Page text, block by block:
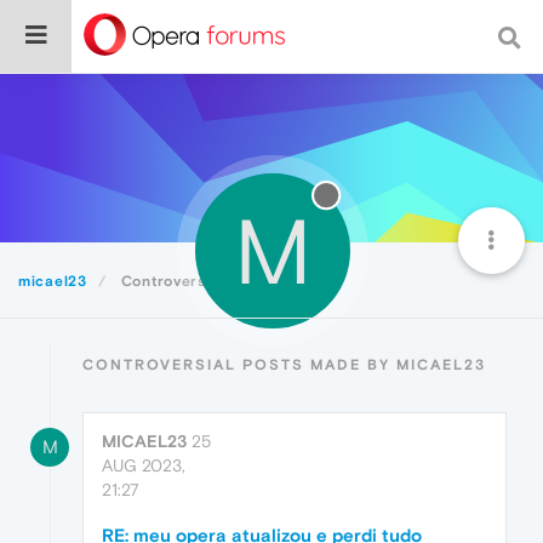
micael23 Controversial M
CONTROVERSIAL POSTS MADE BY MICAEL23
M MICAEL23 25
AUG 2023,
21:27
RE: meu opera atualizou e perdi tudo